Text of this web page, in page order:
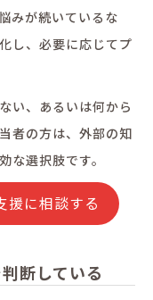
みが続いているな
し、必要に応じてプ
い、あるいは何から
者の方は、外部の知
な選択肢です。
援に相談する
断している